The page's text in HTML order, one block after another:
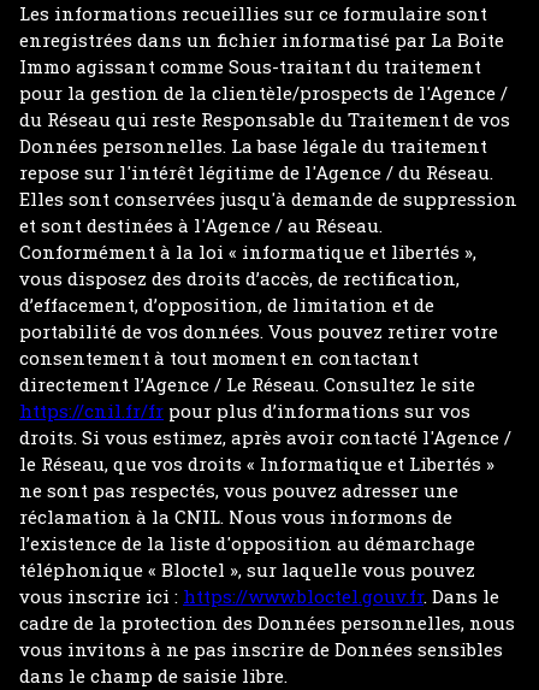
Les informations recueillies sur ce formulaire sont
enregistrées dans un fichier informatisé par La Boite
Immo agissant comme Sous-traitant du traitement
pour la gestion de la clientèle/prospects de l'Agence /
du Réseau qui reste Responsable du Traitement de vos
Données personnelles. La base légale du traitement
repose sur l'intérêt légitime de l'Agence / du Réseau.
Elles sont conservées jusqu'à demande de suppression
et sont destinées à l'Agence / au Réseau.
Conformément à la loi « informatique et libertés »,
vous disposez des droits d’accès, de rectification,
d’effacement, d’opposition, de limitation et de
portabilité de vos données. Vous pouvez retirer votre
consentement à tout moment en contactant
directement l’Agence / Le Réseau. Consultez le site
https://cnil.fr/fr pour plus d’informations sur vos
droits. Si vous estimez, après avoir contacté l'Agence /
le Réseau, que vos droits « Informatique et Libertés »
ne sont pas respectés, vous pouvez adresser une
réclamation à la CNIL. Nous vous informons de
l’existence de la liste d'opposition au démarchage
téléphonique « Bloctel », sur laquelle vous pouvez
vous inscrire ici : https://www.bloctel.gouv.fr. Dans le
cadre de la protection des Données personnelles, nous
vous invitons à ne pas inscrire de Données sensibles
dans le champ de saisie libre.